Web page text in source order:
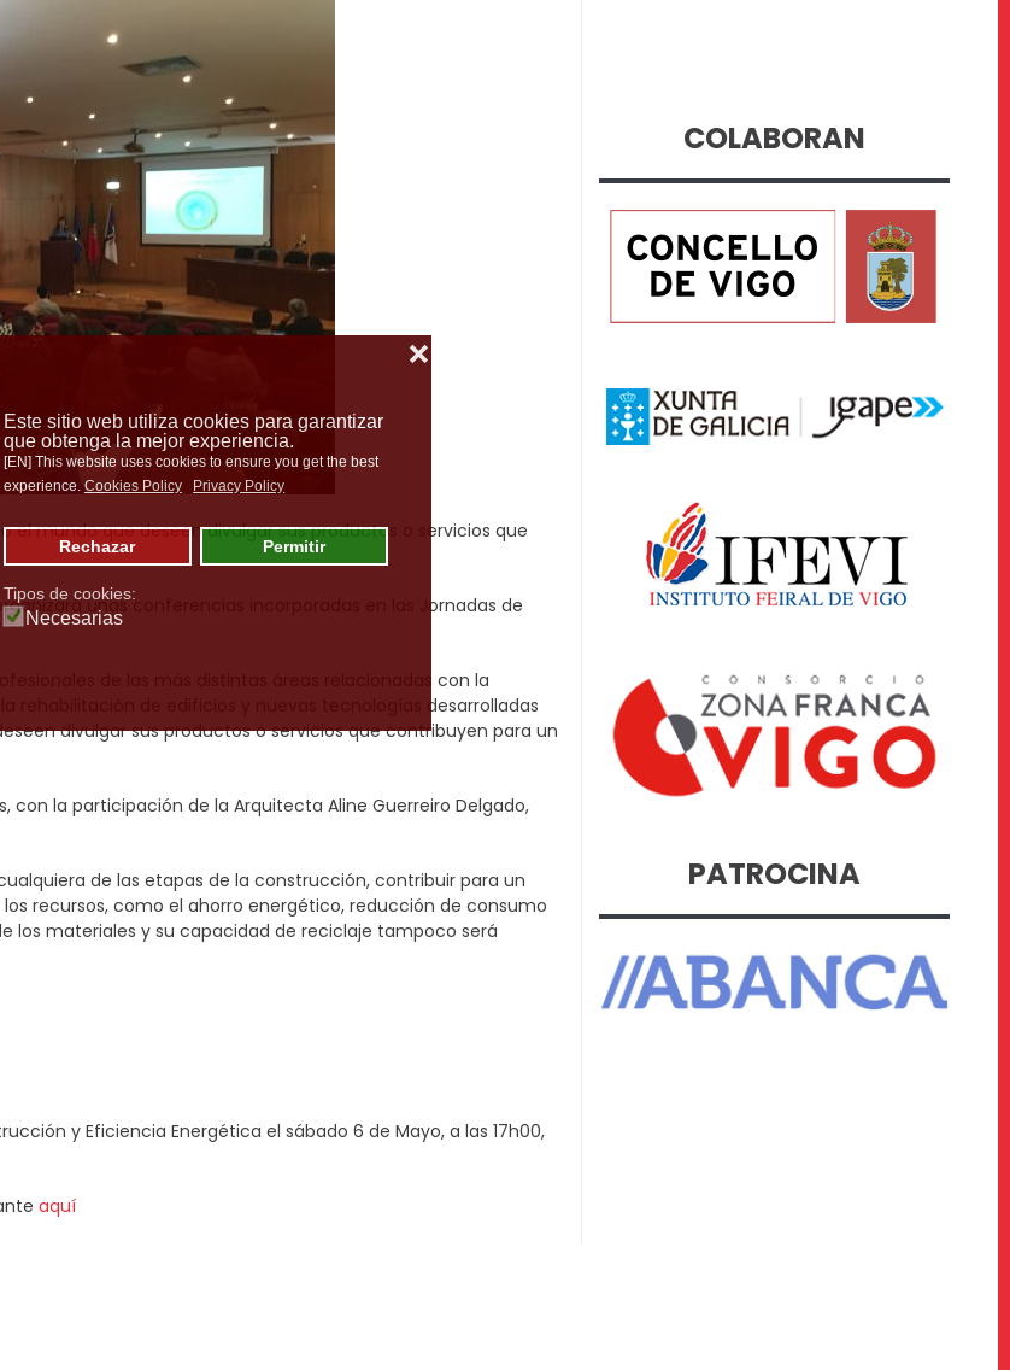
Este sitio web utiliza cookies para garantizar
que obtenga la mejor experiencia.
[EN] This website uses cookies to ensure you get the best
experience. Cookies Policy Privacy Policy
Rechazar Permitir
❌
Tipos de cookies:
Necesarias
el mundo que deseen divulgar sus productos o servicios que
unas conferencias incorporadas en las Jornadas de
de las más distintas áreas relacionadas con la
de edificios y nuevas tecnologías desarrolladas
divulgar sus productos o servicios que contribuyen para un
con la participación de la Arquitecta Aline Guerreiro Delgado,
de las etapas de la construcción, contribuir para un
recursos, como el ahorro energético, reducción de consumo
los materiales y su capacidad de reciclaje tampoco será
y Eficiencia Energética el sábado 6 de Mayo, a las 17h00,
aquí
COLABORAN
PATROCINA